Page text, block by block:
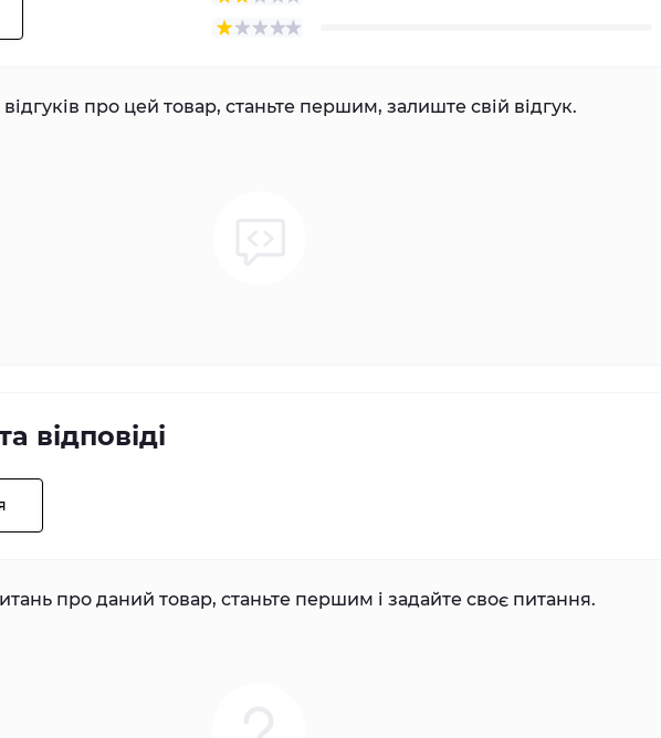
про цей товар, станьте першим, залиште свій відгук.
відповіді
про даний товар, станьте першим і задайте своє питання.